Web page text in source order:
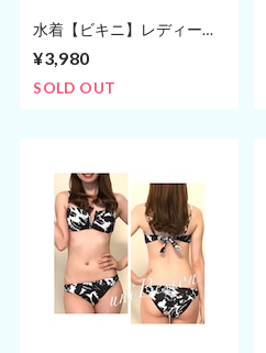
水着【ビキニ】レディース
インポートビキニ S〜Mサ
イズ(7号,9号)
¥3,980
SOLD OUT